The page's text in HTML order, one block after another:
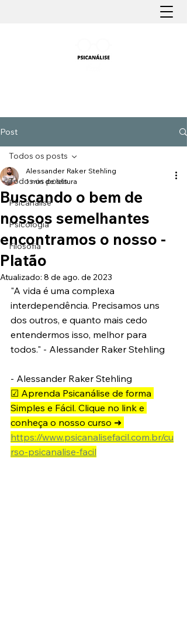
Post
Todos os posts
Psicanálise
Psicologia
Filosofia
Todos os posts
Buscando o bem de
nossos semelhantes
encontramos o nosso -
Platão
Alessander Raker Stehling
1 min de leitura
Atualizado: 8 de ago. de 2023
"A vida é uma complexa
interdependência. Precisamos uns
dos outros, e quanto mais cedo
entendermos isso, melhor para
todos." - Alessander Raker Stehling
- Alessander Raker Stehling
☑ Aprenda Psicanálise de forma
Simples e Fácil. Clique no link e
conheça o nosso curso ➜
https://www.psicanalisefacil.com.br/cu
rso-psicanalise-facil